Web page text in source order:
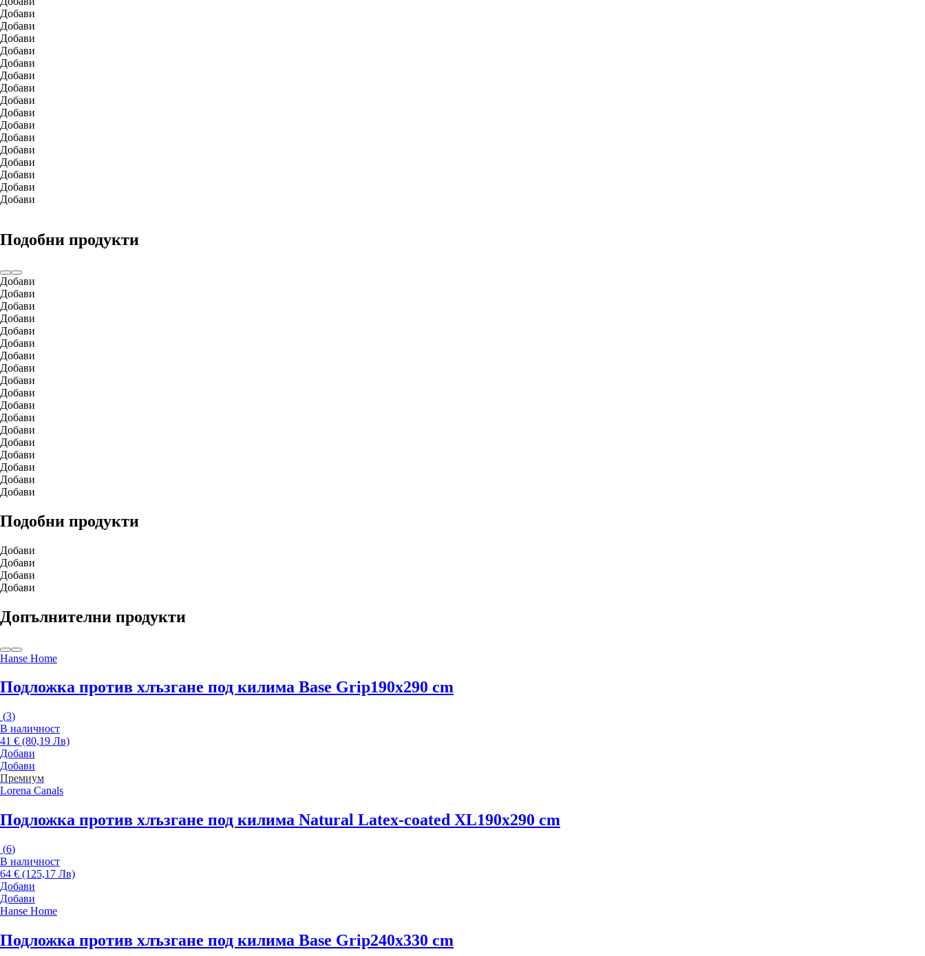
Добави
Добави
Добави
Добави
Добави
Добави
Добави
Добави
Добави
Добави
Добави
Добави
Добави
Добави
Добави
Добави
Подобни продукти
Добави
Добави
Добави
Добави
Добави
Добави
Добави
Добави
Добави
Добави
Добави
Добави
Добави
Добави
Добави
Добави
Добави
Добави
Подобни продукти
Добави
Добави
Добави
Добави
Допълнителни продукти
Hanse Home
Подложка против хлъзгане под килима Base Grip190x290 cm
(3)
В наличност
41 € (80,19 Лв)
Добави
Добави
Премиум
Lorena Canals
Подложка против хлъзгане под килима Natural Latex-coated XL190x290 cm
(6)
В наличност
64 € (125,17 Лв)
Добави
Добави
Hanse Home
Подложка против хлъзгане под килима Base Grip240x330 cm